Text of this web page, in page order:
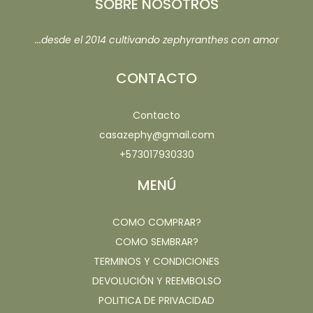
SOBRE NOSOTROS
...desde el 2014 cultivando zephyranthes con amor
CONTACTO
Contacto
casazephy@gmail.com
+573017930330
MENÚ
COMO COMPRAR?
COMO SEMBRAR?
TERMINOS Y CONDICIONES
DEVOLUCIÓN Y REEMBOLSO
POLITICA DE PRIVACIDAD